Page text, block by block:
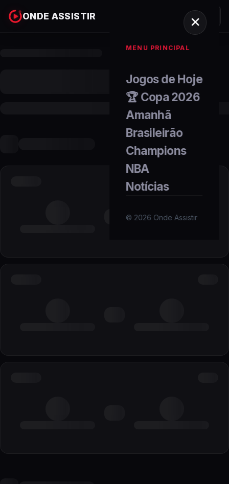
ONDE ASSISTIR
MENU PRINCIPAL
Jogos de Hoje
🏆 Copa 2026
Amanhã
Brasileirão
Champions
NBA
Notícias
© 2026 Onde Assistir